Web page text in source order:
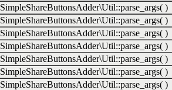
SimpleShareButtonsAdder\Util::parse_args( )
SimpleShareButtonsAdder\Util::parse_args( )
SimpleShareButtonsAdder\Util::parse_args( )
SimpleShareButtonsAdder\Util::parse_args( )
SimpleShareButtonsAdder\Util::parse_args( )
SimpleShareButtonsAdder\Util::parse_args( )
SimpleShareButtonsAdder\Util::parse_args( )